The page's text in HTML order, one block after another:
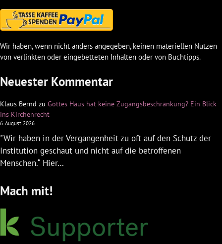
Wir haben, wenn nicht anders angegeben, keinen materiellen Nutzen
von verlinkten oder eingebetteten Inhalten oder von Buchtipps.
Neuester Kommentar
Klaus Bernd zu Gottes Haus hat keine Zugangsbeschränkung? Ein Blick
ins Kirchenrecht
6. August 2026
"Wir haben in der Vergangenheit zu oft auf den Schutz der
Institution geschaut und nicht auf die betroffenen
Menschen.“ Hier…
Mach mit!